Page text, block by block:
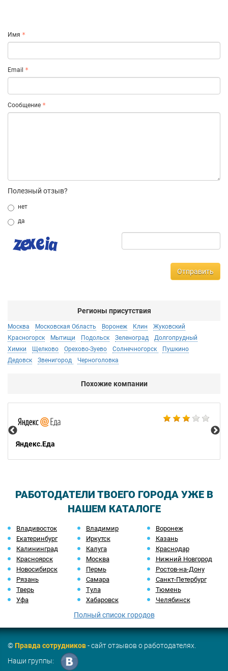
Имя
Email
Сообщение
Полезный отзыв?
нет
да
Отправить
Регионы присутствия
Москва Московская Область Воронеж Клин
Жуковский
Красногорск
Мытищи Подольск Зеленоград
Долгопрудный
Химки
Щелково Орехово-Зуево Солнечногорск
Пушкино
Дедовск
Звенигород Черноголовка
Похожие компании
Яндекс.Еда
РАБОТОДАТЕЛИ ТВОЕГО ГОРОДА УЖЕ В
НАШЕМ КАТАЛОГЕ
Владивосток Владимир
Воронеж
Екатеринбург
Иркутск
Казань
Калининград
Калуга
Краснодар
Красноярск
Москва
Нижний Новгород
Новосибирск
Пермь
Ростов-на-Дону
Рязань
Самара
Санкт-Петербург
Тверь
Тула
Тюмень
Уфа
Хабаровск Челябинск
Полный список городов
©Правда сотрудников- сайт отзывов о работодателях.
Наши группы: